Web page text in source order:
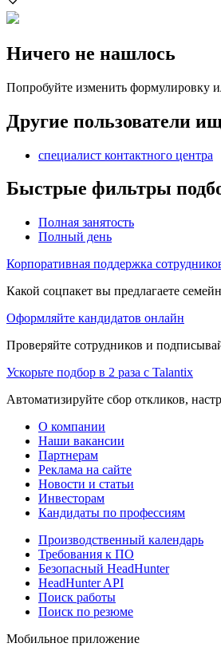
Ничего не нашлось
Попробуйте изменить формулировку
Другие пользователи
специалист контактного центра
Быстрые фильтры
Полная занятость
Полный день
Корпоративная поддержка
Какой соцпакет вы предлагаете
Оформляйте кандидатов онлайн
Проверяйте сотрудников и
Ускорьте подбор в 2 раза с Talantix
Автоматизируйте сбор откликов,
О компании
Наши вакансии
Партнерам
Реклама на сайте
Новости и статьи
Инвесторам
Кандидаты по профессиям
Производственный календарь
Требования к ПО
Безопасный HeadHunter
HeadHunter API
Поиск работы
Поиск по резюме
Мобильное приложение